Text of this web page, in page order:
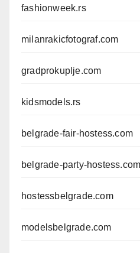
fashionweek.rs
milanrakicfotograf.com
gradprokuplje.com
kidsmodels.rs
belgrade-fair-hostess.com
belgrade-party-hostess.com
hostessbelgrade.com
modelsbelgrade.com